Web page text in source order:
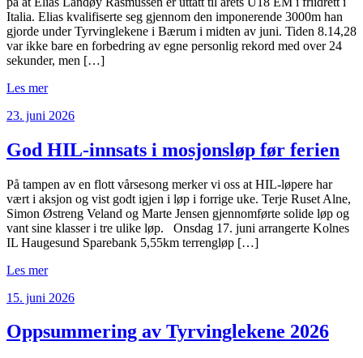
Italia. Elias kvalifiserte seg gjennom den imponerende 3000m han
gjorde under Tyrvinglekene i Bærum i midten av juni. Tiden 8.14,28
var ikke bare en forbedring av egne personlig rekord med over 24
sekunder, men […]
Les mer
23. juni 2026
God HIL-innsats i mosjonsløp før ferien
På tampen av en flott vårsesong merker vi oss at HIL-løpere har
vært i aksjon og vist godt igjen i løp i forrige uke. Terje Ruset Alne,
Simon Østreng Veland og Marte Jensen gjennomførte solide løp og
vant sine klasser i tre ulike løp. Onsdag 17. juni arrangerte Kolnes
IL Haugesund Sparebank 5,55km terrengløp […]
Les mer
15. juni 2026
Oppsummering av Tyrvinglekene 2026